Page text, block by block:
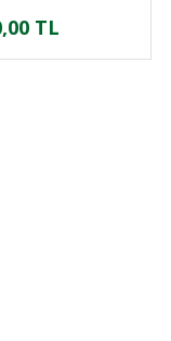
TL